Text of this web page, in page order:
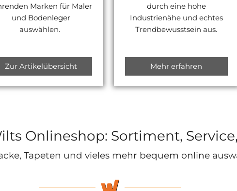
Marken für Maler
und Bodenleger
auswählen.
Zur Artikelübersicht
durch eine hohe
Industrienähe und echtes
Trendbewusstsein aus.
Mehr erfahren
Onlineshop: Sortiment,
Tapeten und vieles mehr bequem online